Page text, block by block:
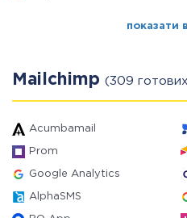
показати
Mailchimp (309
Acumbamail
Prom
Google Analytics
AlphaSMS